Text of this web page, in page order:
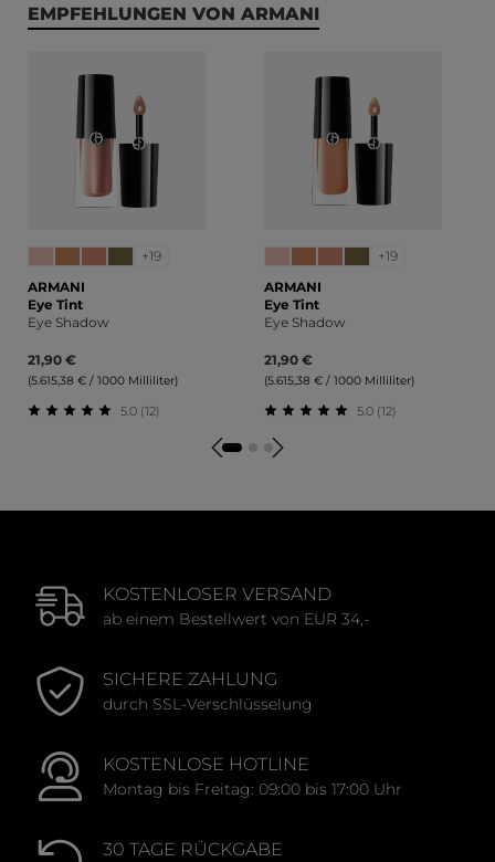
Produktgalerie überspringen
EMPFEHLUNGEN VON ARMANI
+19
ARMANI
Eye Tint
Eye Shadow
21,90 €
(5.615,38 € / 1000 Milliliter)
Durchschnittliche Bewertung von 5 von 5 Sternen
5.0 (12)
+19
ARMANI
Eye Tint
Eye Shadow
21,90 €
(5.615,38 € / 1000 Milliliter)
Durchschnittliche
5.0 (12)
KOSTENLOSER VERSAND
ab einem Bestellwert von EUR 34,-
SICHERE ZAHLUNG
durch SSL-Verschlüsselung
KOSTENLOSE HOTLINE
Montag bis Freitag: 09:00 bis 17:00 Uhr
30 TAGE RÜCKGABE